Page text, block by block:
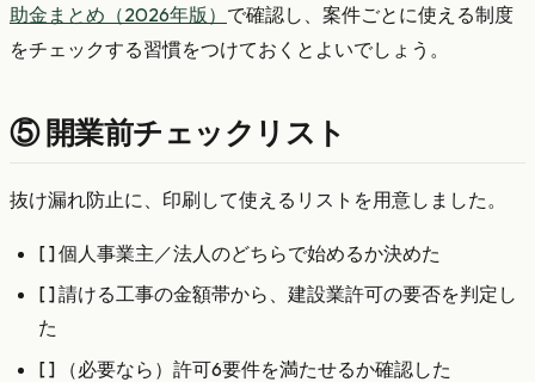
助金まとめ（2026年版） で確認し、案件ごとに使える制度
をチェックする習慣をつけておくとよいでしょう。
⑤ 開業前チェックリスト
抜け漏れ防止に、印刷して使えるリストを用意しました。
[ ] 個人事業主／法人のどちらで始めるか決めた
[ ] 請ける工事の金額帯から、建設業許可の要否を判定し
た
[ ] （必要なら）許可6要件を満たせるか確認した